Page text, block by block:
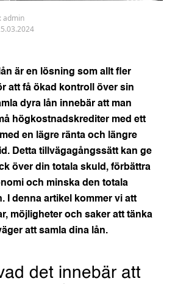
admin
är en lösning som allt fler
att få ökad kontroll över sin
dyra lån innebär att man
högkostnadskrediter med ett
en lägre ränta och längre
Detta tillvägagångssätt kan ge
över din totala skuld, förbättra
och minska den totala
I denna artikel kommer vi att
möjligheter och saker att tänka
att samla dina lån.
det innebär att